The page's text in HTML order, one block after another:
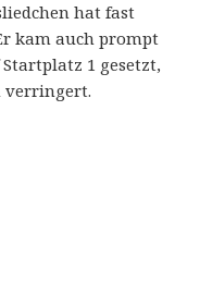
hat fast
kam auch prompt
1 gesetzt,
verringert.